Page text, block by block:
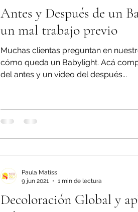
Antes y Después de un
un mal trabajo previo
Muchas clientas preguntan en
cómo queda un Babylight. Acá
del antes y un video del después...
Decoloración Global y
Paula Matiss
9 jun 2021
1 min de lectura